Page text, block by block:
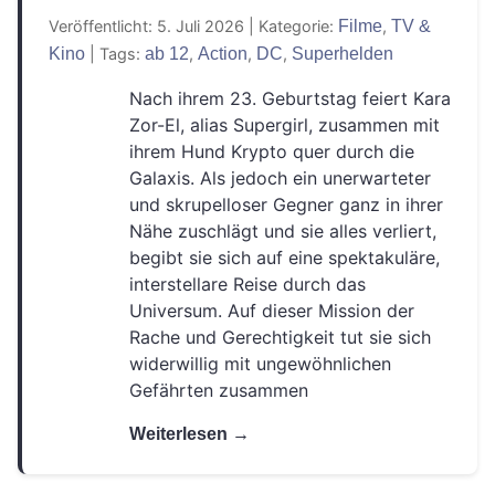
Veröffentlicht: 5. Juli 2026 Kategorie: Filme, TV &
Kino
Tags: ab 12, Action, DC, Superhelden
Nach ihrem 23. Geburtstag feiert Kara
Zor-El, alias Supergirl, zusammen mit
ihrem Hund Krypto quer durch die
Galaxis. Als jedoch ein unerwarteter
und skrupelloser Gegner ganz in ihrer
Nähe zuschlägt und sie alles verliert,
begibt sie sich auf eine spektakuläre,
interstellare Reise durch das
Universum. Auf dieser Mission der
Rache und Gerechtigkeit tut sie sich
widerwillig mit ungewöhnlichen
Gefährten zusammen
Weiterlesen →